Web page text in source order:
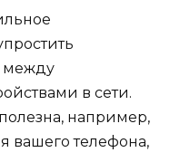
между
в сети.
например,
вашего телефона,